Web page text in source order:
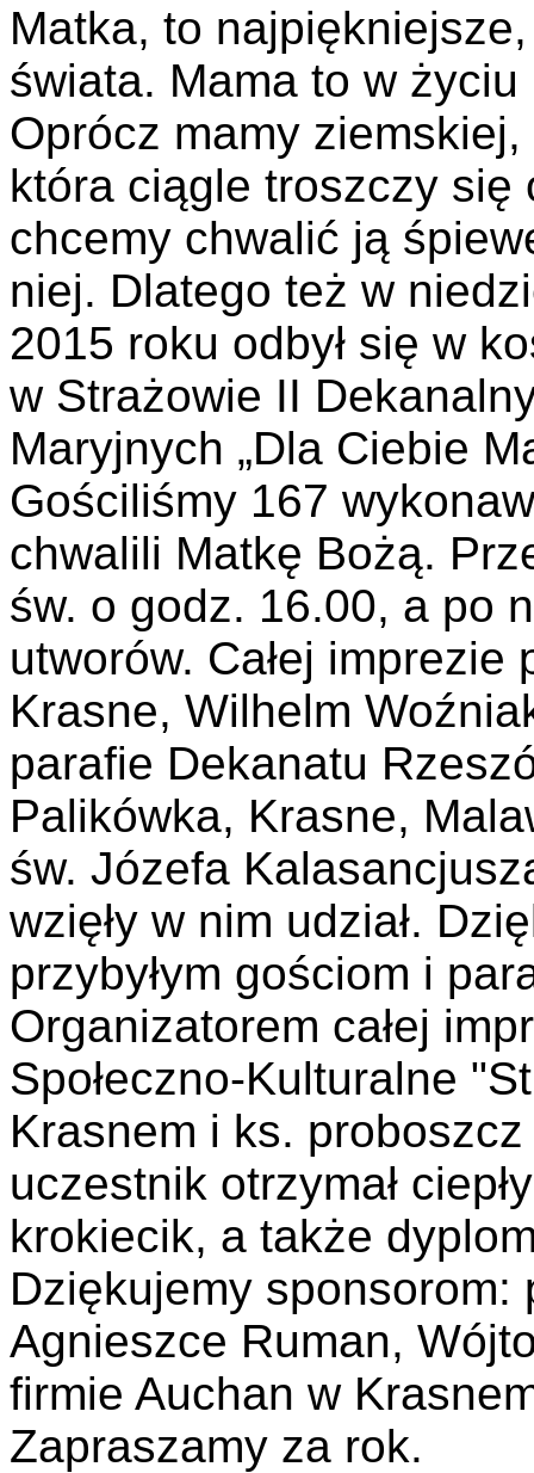
Matka, to
świata. Mama to w
Oprócz mamy
która ciągle troszczy
chcemy chwalić ją
niej. Dlatego też w
2015 roku odbył się w
w Strażowie II
Maryjnych „Dla Ciebie
Gościliśmy 167
chwalili Matkę Bożą.
św. o godz. 16.00, a po
utworów. Całej imprezie
Krasne, Wilhelm
parafie Dekanatu
Palikówka, Krasne,
św. Józefa
wzięły w nim udział.
przybyłym gościom i
Organizatorem całej
Społeczno-Kulturalne
Krasnem i ks.
uczestnik otrzymał
krokiecik, a także
Dziękujemy sponsorom:
Agnieszce Ruman,
firmie Auchan w
Zapraszamy za rok.